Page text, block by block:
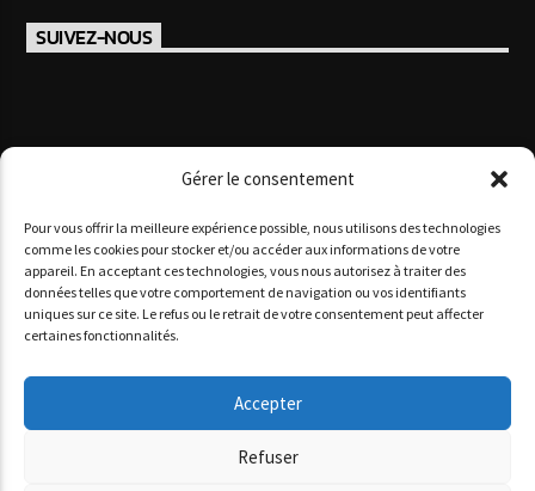
Gérer le consentement
Pour vous offrir la meilleure expérience possible, nous utilisons des technologies
comme les cookies pour stocker et/ou accéder aux informations de votre
appareil. En acceptant ces technologies, vous nous autorisez à traiter des
données telles que votre comportement de navigation ou vos identifiants
uniques sur ce site. Le refus ou le retrait de votre consentement peut affecter
certaines fonctionnalités.
Accepter
Refuser
SUIVEZ-NOUS
Copyright 2025 www agoracotedazur.fr - Site réalisé par
l'agence webinformatiques.com
AGORA CÔTE D’AZUR PODCASTS
NOS STUDIOS